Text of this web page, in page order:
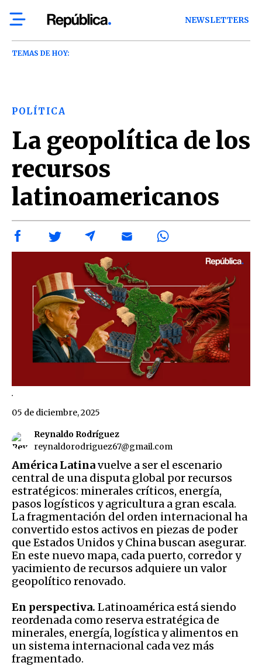
NEWSLETTERS
TEMAS DE HOY:
POLÍTICA
La geopolítica de los
recursos
latinoamericanos
.
Reynaldo Rodríguez
reynaldorodriguez67@gmail.com
05 de diciembre, 2025
América Latinavuelve a ser el escenario
central de una disputa global por recursos
estratégicos: minerales críticos, energía,
pasos logísticos y agricultura a gran escala.
La fragmentación del orden internacional ha
convertido estos activos en piezas de poder
que Estados Unidos y China buscan asegurar.
En este nuevo mapa, cada puerto, corredor y
yacimiento de recursos adquiere un valor
geopolítico renovado.
En perspectiva. Latinoamérica está siendo
reordenada como reserva estratégica de
minerales, energía, logística y alimentos en
un sistema internacional cada vez más
fragmentado.